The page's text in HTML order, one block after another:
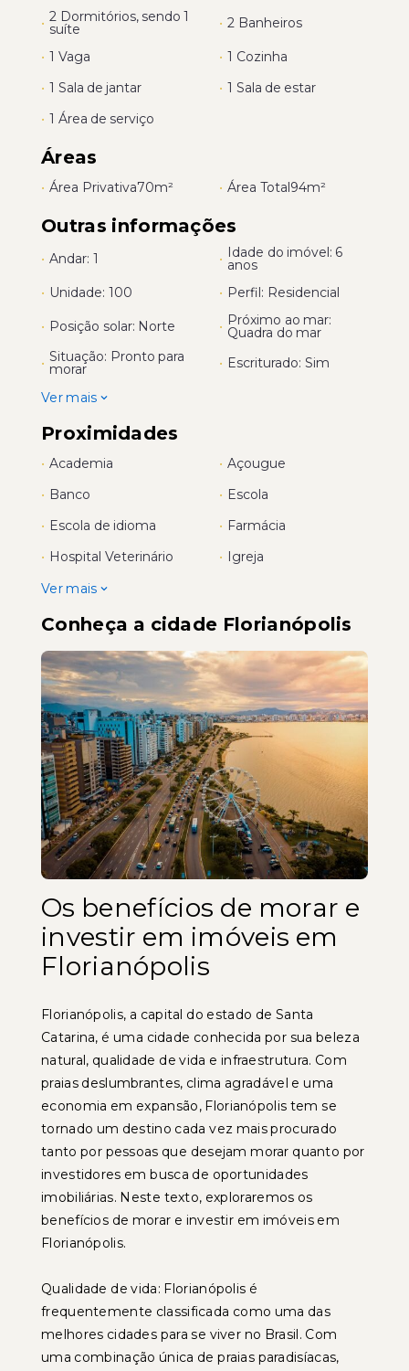
• 2 Dormitórios, sendo 1
suíte • 2 Banheiros
• 1 Vaga • 1 Cozinha
• 1 Sala de jantar • 1 Sala de estar
• 1 Área de serviço
Áreas
• Área Privativa70m² • Área Total94m²
Outras informações
• Andar: 1 • Idade do imóvel: 6
anos
• Unidade: 100 • Perfil: Residencial
• Posição solar: Norte • Próximo ao mar:
Quadra do mar
• Situação: Pronto para
morar • Escriturado: Sim
Ver mais
Proximidades
• Academia • Açougue
• Banco • Escola
• Escola de idioma • Farmácia
• Hospital Veterinário • Igreja
Ver mais
Conheça a cidade Florianópolis
Os benefícios de morar e
investir em imóveis em
Florianópolis
Florianópolis, a capital do estado de Santa
Catarina, é uma cidade conhecida por sua beleza
natural, qualidade de vida e infraestrutura. Com
praias deslumbrantes, clima agradável e uma
economia em expansão, Florianópolis tem se
tornado um destino cada vez mais procurado
tanto por pessoas que desejam morar quanto por
investidores em busca de oportunidades
imobiliárias. Neste texto, exploraremos os
benefícios de morar e investir em imóveis em
Florianópolis.
Qualidade de vida: Florianópolis é
frequentemente classificada como uma das
melhores cidades para se viver no Brasil. Com
uma combinação única de praias paradisíacas,